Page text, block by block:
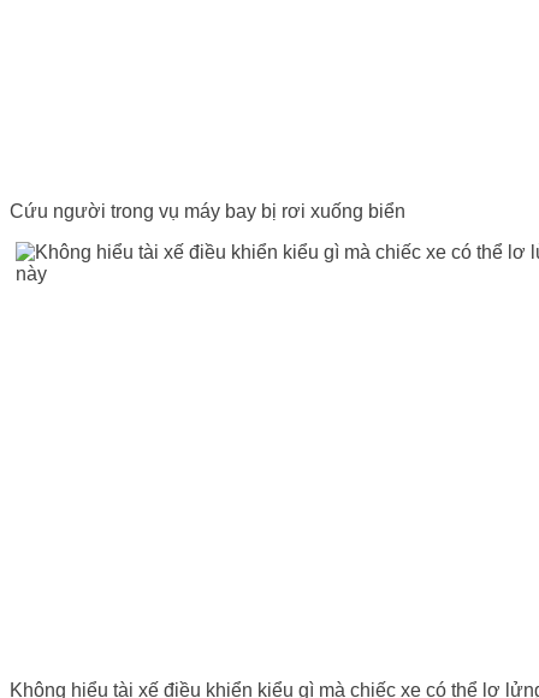
Cứu người trong vụ máy bay bị rơi xuống biển
Không hiểu tài xế điều khiển kiểu gì mà chiếc xe có thể lơ